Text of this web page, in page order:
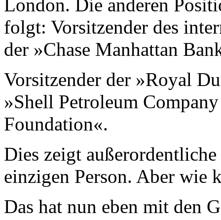
London. Die anderen
folgt: Vorsitzender des
der »Chase Manhattan
Vorsitzender der »Royal
»Shell Petroleum
Foundation«.
Dies zeigt
einzigen Person. Aber wie
Das hat nun eben mit den